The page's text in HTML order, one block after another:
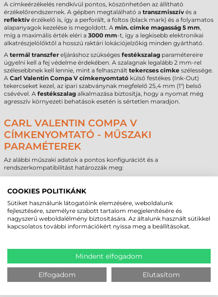
A címkeérzékelés rendkívül pontos, köszönhetően az állítható
érzékelőrendszernek. A gépben megtalálható a transzmisszív és a
reflektív érzékelő is, így a perforált, a foltos (black mark) és a folyamatos
alapanyagok kezelése is megoldott. A min. címke magasság 5 mm,
míg a maximális érték eléri a 3000 mm-t, így a legkisebb elektronikai
alkatrészjelölőktől a hosszú raktári lokációjelzőkig minden gyártható.
A termál transzfer eljáráshoz szükséges festékszalag paramétereire
ügyelni kell a fej védelme érdekében. A szalagnak legalább 2 mm-rel
szélesebbnek kell lennie, mint a felhasznált tekercses címke szélessége.
A Carl Valentin Compa V címkenyomtató külső festékes (Ink-Out)
tekercseket kezel, az ipari szabványnak megfelelő 25,4 mm (1") belső
csévével. A festékszalag alkalmazása biztosítja, hogy a nyomat még
agresszív környezeti behatások esetén is sértetlen maradjon.
CARL VALENTIN COMPA V
CÍMKENYOMTATÓ - MŰSZAKI
PARAMÉTEREK
Az alábbi műszaki adatok a pontos konfigurációt és a
rendszerkompatibilitást határozzák meg:
Modell
Technológia
termál transzfer
Felbontás
300 dpi
Max. tekercsátmérő
205 mm
Cséveméret
40 mm
6 hónap
FELHASZNÁLÁSI TERÜLETEK ÉS „MIKOR
COOKIES POLITIKÁNK
Sütiket használunk látogatóink elemzésére, weboldalunk
fejlesztésére, személyre szabott tartalom megjelenítésére és
nagyszerű weboldalélmény biztosítására. Az általunk használt sütikkel
kapcsolatos további információkért nyissa meg a beállításokat.
Mindent elfogadom
Elfogadom Elutasítom